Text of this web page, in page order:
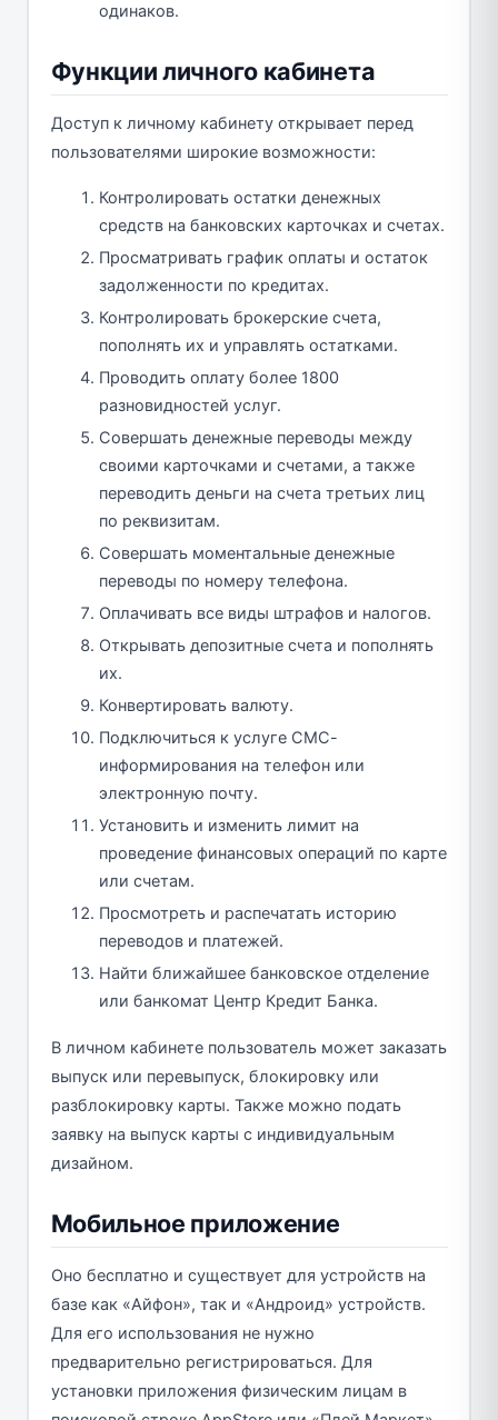
одинаков.
Функции личного кабинета
Доступ к личному кабинету открывает перед
пользователями широкие возможности:
Контролировать остатки денежных
средств на банковских карточках и счетах.
Просматривать график оплаты и остаток
задолженности по кредитах.
Контролировать брокерские счета,
пополнять их и управлять остатками.
Проводить оплату более 1800
разновидностей услуг.
Совершать денежные переводы между
своими карточками и счетами, а также
переводить деньги на счета третьих лиц
по реквизитам.
Совершать моментальные денежные
переводы по номеру телефона.
Оплачивать все виды штрафов и налогов.
Открывать депозитные счета и пополнять
их.
Конвертировать валюту.
Подключиться к услуге СМС-
информирования на телефон или
электронную почту.
Установить и изменить лимит на
проведение финансовых операций по карте
или счетам.
Просмотреть и распечатать историю
переводов и платежей.
Найти ближайшее банковское отделение
или банкомат Центр Кредит Банка.
В личном кабинете пользователь может заказать
выпуск или перевыпуск, блокировку или
разблокировку карты. Также можно подать
заявку на выпуск карты с индивидуальным
дизайном.
Мобильное приложение
Оно бесплатно и существует для устройств на
базе как «Айфон», так и «Андроид» устройств.
Для его использования не нужно
предварительно регистрироваться. Для
установки приложения физическим лицам в